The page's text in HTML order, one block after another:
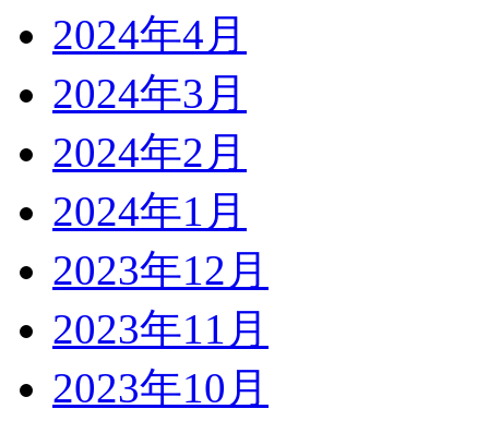
2024年4月
2024年3月
2024年2月
2024年1月
2023年12月
2023年11月
2023年10月